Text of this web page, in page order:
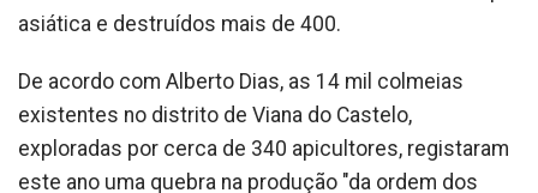
asiática e destruídos mais de 400.
De acordo com Alberto Dias, as 14 mil colmeias
existentes no distrito de Viana do Castelo,
exploradas por cerca de 340 apicultores, registaram
este ano uma quebra na produção "da ordem dos